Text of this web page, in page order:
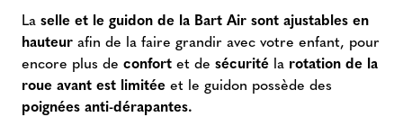
La selle et le guidon de la Bart Air sont ajustables en
hauteur afin de la faire grandir avec votre enfant, pour
encore plus de confort et de sécurité la rotation de la
roue avant est limitée et le guidon possède des
poignées anti-dérapantes.